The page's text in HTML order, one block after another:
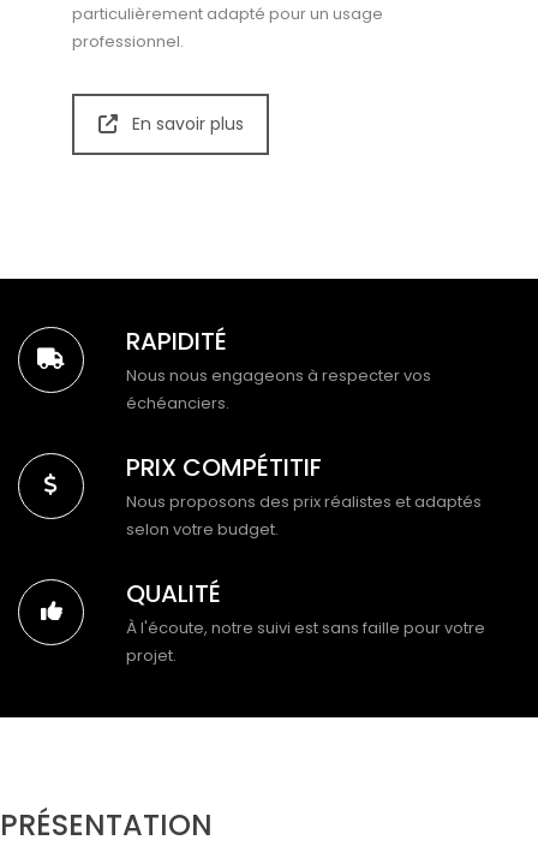
particulièrement adapté pour un usage
professionnel.
En savoir plus
RAPIDITÉ
Nous nous engageons à respecter vos
échéanciers.
PRIX COMPÉTITIF
Nous proposons des prix réalistes et adaptés
selon votre budget.
QUALITÉ
À l'écoute, notre suivi est sans faille pour votre
projet.
PRÉSENTATION